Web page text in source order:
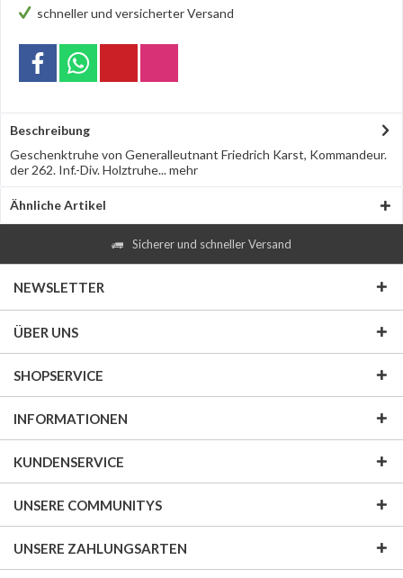
schneller und versicherter Versand
Beschreibung
Geschenktruhe von Generalleutnant Friedrich Karst, Kommandeur.
der 262. Inf.-Div. Holztruhe...mehr
Ähnliche Artikel
Sicherer und schneller Versand
NEWSLETTER
ÜBER UNS
SHOPSERVICE
INFORMATIONEN
KUNDENSERVICE
UNSERE COMMUNITYS
UNSERE ZAHLUNGSARTEN